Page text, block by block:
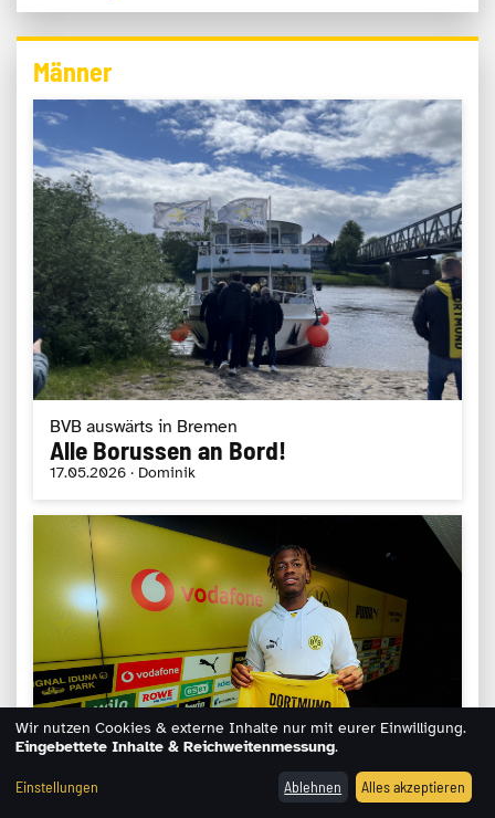
Männer
BVB auswärts in Bremen
Alle Borussen an Bord!
17.05.2026 · Dominik
Wir nutzen Cookies & externe Inhalte nur mit eurer Einwilligung.
Eingebettete Inhalte & Reichweitenmessung.
Einstellungen Ablehnen Alles akzeptieren